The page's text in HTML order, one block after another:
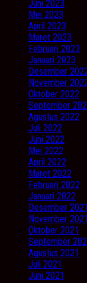
Juni 2023
Mei 2023
April 2023
Maret 2023
Februari 2023
Januari 2023
Desember
November
Oktober 2022
September
Agustus 2022
Juli 2022
Juni 2022
Mei 2022
April 2022
Maret 2022
Februari 2022
Januari 2022
Desember 2021
November 2021
Oktober 2021
September
Agustus 2021
Juli 2021
Juni 2021